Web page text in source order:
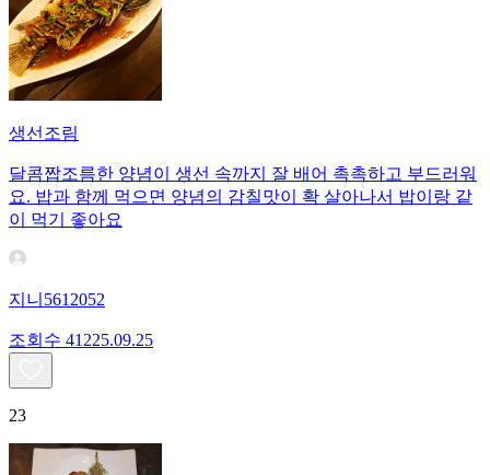
생선조림
달콤짭조름한 양념이 생선 속까지 잘 배어 촉촉하고 부드러워
요. 밥과 함께 먹으면 양념의 감칠맛이 확 살아나서 밥이랑 같
이 먹기 좋아요
지니5612052
조회수 41225.09.25
23